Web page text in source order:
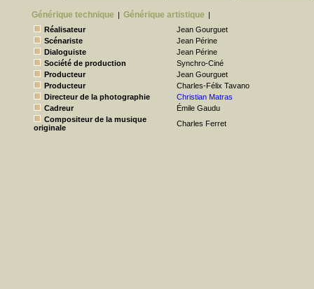
Générique technique | Générique artistique |
Réalisateur
Jean Gourguet
Scénariste
Jean Périne
Dialoguiste
Jean Périne
Société de production
Synchro-Ciné
Producteur
Jean Gourguet
Producteur
Charles-Félix Tavano
Directeur de la photographie
Christian Matras
Cadreur
Émile Gaudu
Compositeur de la musique
originale
Charles Ferret